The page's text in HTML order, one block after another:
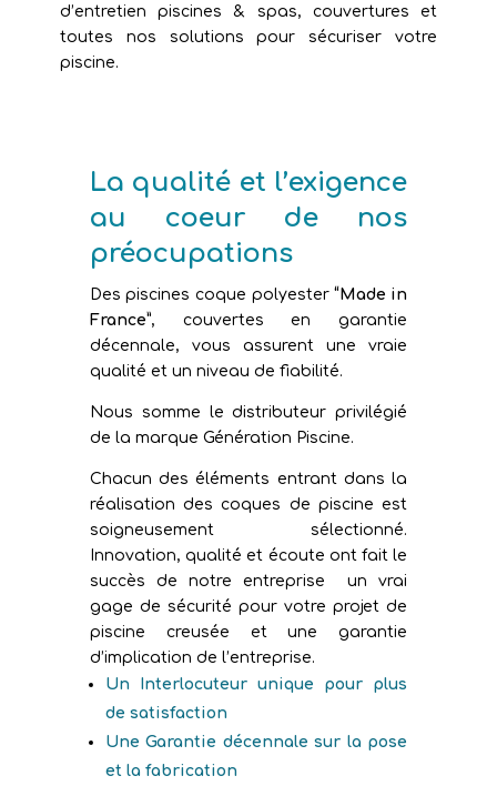
d’entretien piscines & spas, couvertures et
toutes nos solutions pour sécuriser votre
piscine.
La qualité et l’exigence
au coeur de nos
préocupations
Des piscines coque polyester“Made in
France”, couvertes en garantie
décennale, vous assurent une vraie
qualité et un niveau de fiabilité.
Nous somme le distributeur privilégié
de la marque Génération Piscine.
Chacun des éléments entrant dans la
réalisation des coques de piscine est
soigneusement sélectionné.
Innovation, qualité et écoute ont fait le
succès de notre entreprise un vrai
gage de sécurité pour votre projet de
piscine creusée et une garantie
d’implication de l’entreprise.
Un Interlocuteur unique pour plus
de satisfaction
Une Garantie décennale sur la pose
et la fabrication